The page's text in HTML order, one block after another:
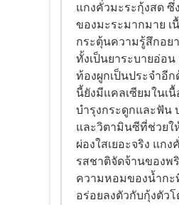
แกงคั่วมะระกุ้งสด
ของมะระมากมาย เ
กระตุ้นความรู้สึกอย
ทั้งเป็นยาระบายอ่อ
ท้องผูกเป็นประจำอี
นี้ยังมีแคลเซียมในเ
บำรุงกระดูกและฟัน
และวิตามินซีที่ช่วย
ผ่องใสเยอะจริง แก
รสชาติจัดจ้านของพ
ความหอมของน้ำกะ
อร่อยลงตัวกับกุ้งตัว